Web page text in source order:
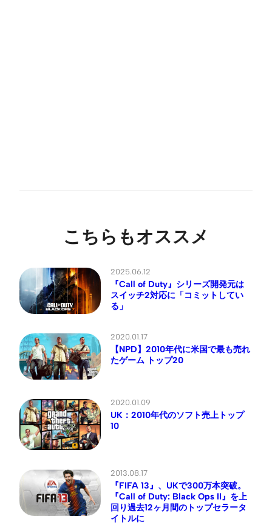
こちらもオススメ
2025.06.12
『Call of Duty』シリーズ開発元は
スイッチ2対応に「コミットしてい
る」
2020.01.17
【NPD】2010年代に米国で最も売れ
たゲーム トップ20
2020.01.09
UK：2010年代のソフト売上トップ
10
2013.08.17
『FIFA 13』、UKで300万本突破。
『Call of Duty: Black Ops II』を上
回り過去12ヶ月間のトップセラータ
イトルに